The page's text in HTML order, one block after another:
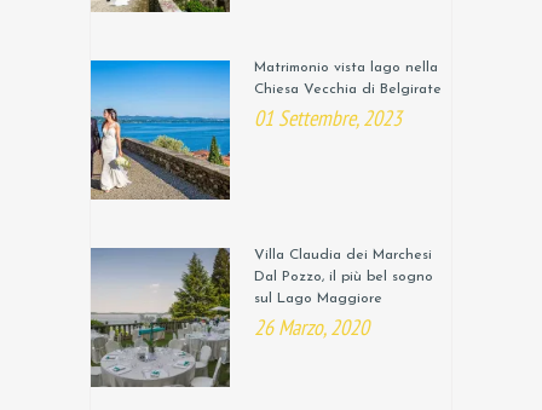
Matrimonio vista lago nella
Chiesa Vecchia di Belgirate
01 Settembre, 2023
Villa Claudia dei Marchesi
Dal Pozzo, il più bel sogno
sul Lago Maggiore
26 Marzo, 2020